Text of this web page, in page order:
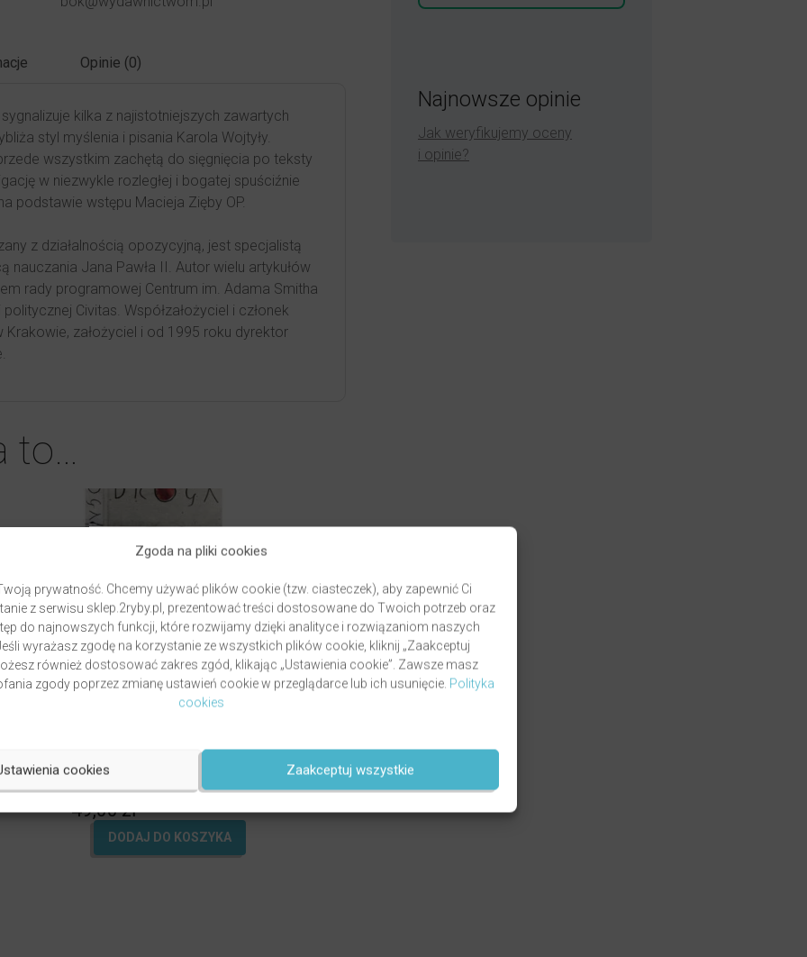
Zgoda na pliki cookies
prywatność. Chcemy używać plików cookie (tzw. ciasteczek), aby zapewnić Ci
z serwisu sklep.2ryby.pl, prezentować treści dostosowane do Twoich potrzeb oraz
do najnowszych funkcji, które rozwijamy dzięki analityce i rozwiązaniom naszych
wyrażasz zgodę na korzystanie ze wszystkich plików cookie, kliknij „Zaakceptuj
również dostosować zakres zgód, klikając „Ustawienia cookie”. Zawsze masz
zgody poprzez zmianę ustawień cookie w przeglądarce lub ich usunięcie. Polityka
cookies
Zaakceptuj wszystkie
cookies
Opinie (0)
kilka z najistotniejszych zawartych
styl myślenia i pisania Karola Wojtyły.
wszystkim zachętą do sięgnięcia po teksty
w niezwykle rozległej i bogatej spuściźnie
podstawie wstępu Macieja Zięby OP.
z działalnością opozycyjną, jest specjalistą
nauczania Jana Pawła II. Autor wielu artykułów
rady programowej Centrum im. Adama Smitha
Civitas. Współzałożyciel i członek
założyciel i od 1995 roku dyrektor
to…
ks. Piotr Pawlukiewicz ks. Krzysztof
Grzywocz
5.00
na 5.
49,00zł
DODAJ DO KOSZYKA
Najnowsze opinie
Jak weryfikujemy oceny
i opinie?